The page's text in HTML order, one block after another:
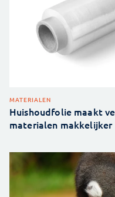
MATERIALEN
Huishoudfolie maakt
materialen makkelijker